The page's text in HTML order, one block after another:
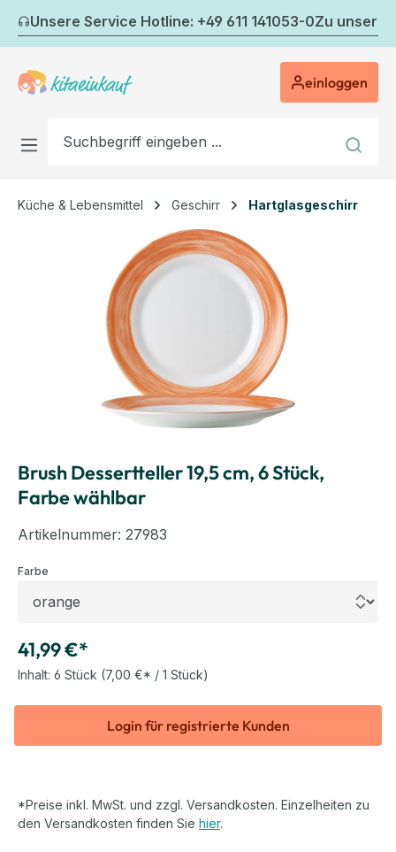
Zum Hauptinhalt springen
Unsere Service Hotline: +49 611 141053-0Zu
einloggen
Küche & Lebensmittel Geschirr Hartglasgeschirr
Bildergalerie überspringen
Brush Dessertteller 19,5 cm, 6 Stück,
Farbe wählbar
Artikelnummer: 27983
Farbe
41,99 €*
Inhalt: 6 Stück (7,00 €* / 1 Stück)
Login für registrierte Kunden
*Preise inkl. MwSt. und zzgl. Versandkosten. Einzelheiten zu
den Versandkosten finden Sie hier.